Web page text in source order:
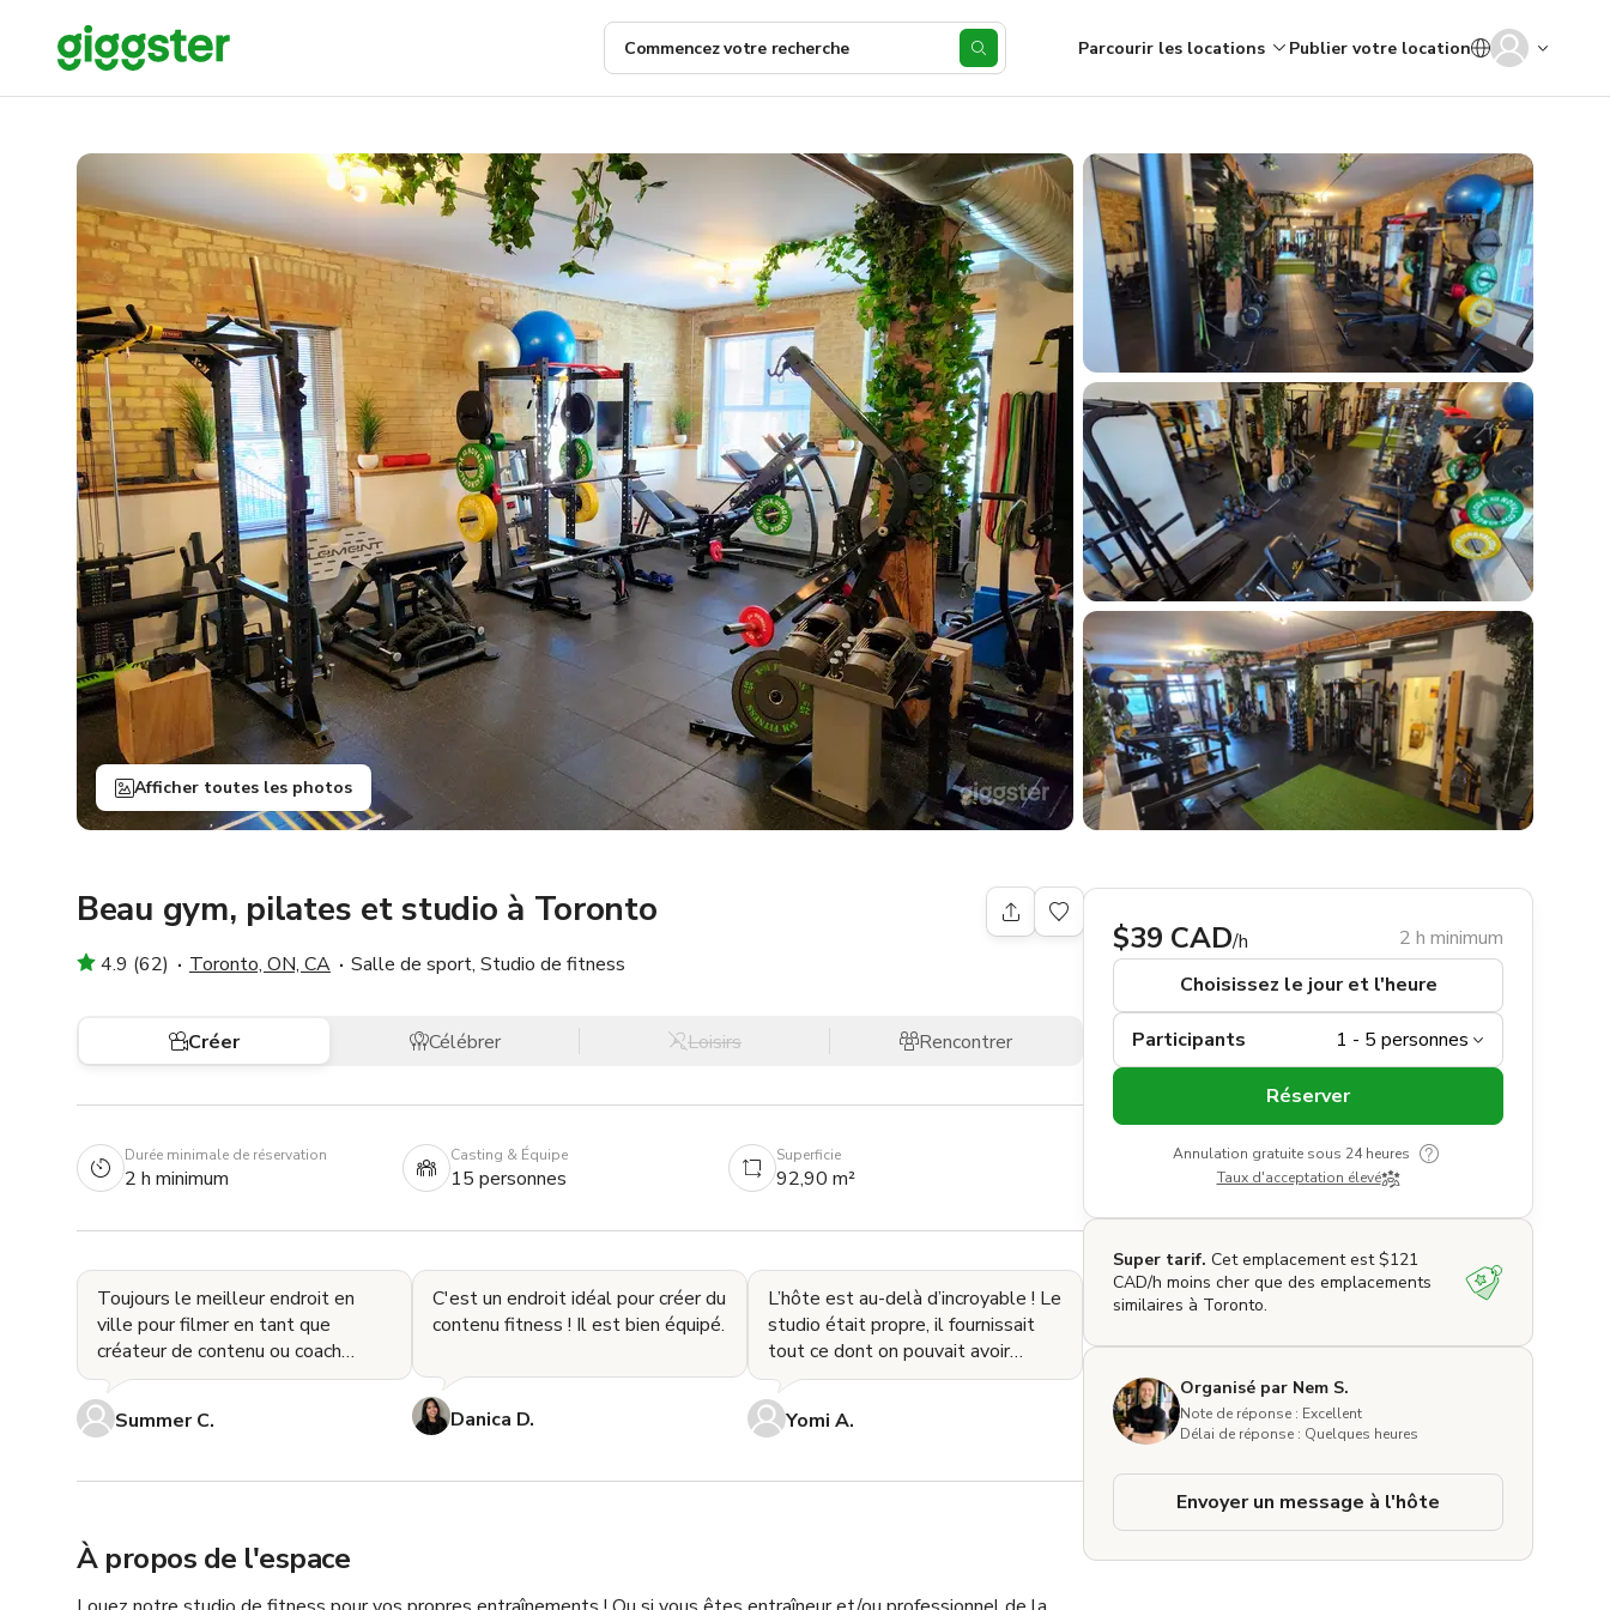
Commencez votre recherche Parcourir les locations Publier votre location
Afficher toutes les photos
Beau gym, pilates et studio à Toronto
4.9 (62) Toronto, ON, CA Salle de sport, Studio de fitness
Créer Célébrer Loisirs Rencontrer
Durée minimale de réservation
2 h minimum
Casting & Équipe
15 personnes
Superficie
92,90 m²
Toujours le meilleur endroit en
ville pour filmer en tant que
créateur de contenu ou coach
sportif/entraîneur personnel !
Summer C.
C'est un endroit idéal pour créer du
contenu fitness ! Il est bien équipé.
Danica D.
L’hôte est au-delà d’incroyable ! Le
studio était propre, il fournissait
tout ce dont on pouvait avoir
besoin. L’espace était bien plus
gran
Yomi A.
À propos de l'espace
$39 CAD/h
2 h minimum
Choisissez le jour et l'heure
Participants
Réserver
Annulation gratuite sous 24 heures
Taux d'acceptation élevé
Super tarif. Cet emplacement est $121
CAD/h moins cher que des emplacements
similaires à Toronto.
Organisé par Nem S.
Note de réponse : Excellent
Délai de réponse : Quelques heures
Envoyer un message à l'hôte